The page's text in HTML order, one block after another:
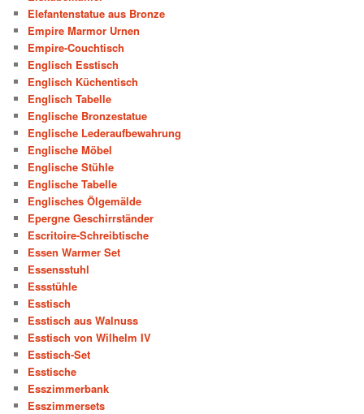
Elefantenstatue aus Bronze
Empire Marmor Urnen
Empire-Couchtisch
Englisch Esstisch
Englisch Küchentisch
Englisch Tabelle
Englische Bronzestatue
Englische Lederaufbewahrung
Englische Möbel
Englische Stühle
Englische Tabelle
Englisches Ölgemälde
Epergne Geschirrständer
Escritoire-Schreibtische
Essen Warmer Set
Essensstuhl
Essstühle
Esstisch
Esstisch aus Walnuss
Esstisch von Wilhelm IV
Esstisch-Set
Esstische
Esszimmerbank
Esszimmersets